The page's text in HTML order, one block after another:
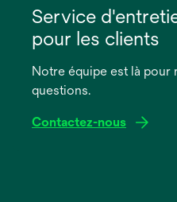
dans
nouvel
onglet
Service
pour les clients
Notre équipe est là pour
questions.
Contactez-nous